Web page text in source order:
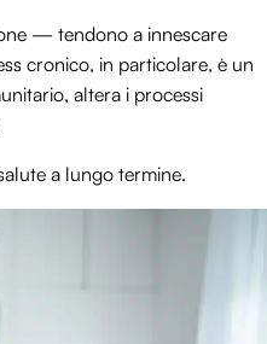
— tendono a innescare
cronico, in particolare, è un
altera i processi
a lungo termine.